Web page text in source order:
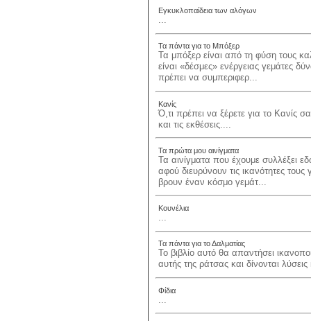
Εγκυκλοπαίδεια των αλόγων
Τα πάντα για το Μπόξερ
Τα μπόξερ είναι από τη φύση τους
είναι «δέσμες» ενέργειας γεμάτες
πρέπει να συμπεριφερ...
Κανίς
Ό,τι πρέπει να ξέρετε για το Κανίς
και τις εκθέσεις....
Τα πρώτα μου αινίγματα
Τα αινίγματα που έχουμε συλλέξει
αφού διευρύνουν τις ικανότητες
βρουν έναν κόσμο γεμάτ...
Κουνέλια
...
Τα πάντα για το Δαλματίας
Το βιβλίο αυτό θα απαντήσει
αυτής της ράτσας και δίνονται
Φίδια